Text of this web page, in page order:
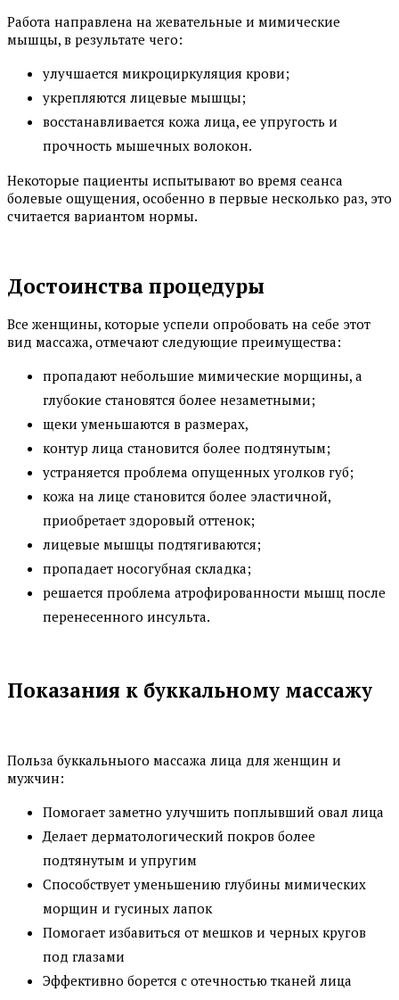
Работа направлена на жевательные и мимические
мышцы, в результате чего:
улучшается микроциркуляция крови;
укрепляются лицевые мышцы;
восстанавливается кожа лица, ее упругость и
прочность мышечных волокон.
Некоторые пациенты испытывают во время сеанса
болевые ощущения, особенно в первые несколько раз, это
считается вариантом нормы.
Достоинства процедуры
Все женщины, которые успели опробовать на себе этот
вид массажа, отмечают следующие преимущества:
пропадают небольшие мимические морщины, а
глубокие становятся более незаметными;
щеки уменьшаются в размерах,
контур лица становится более подтянутым;
устраняется проблема опущенных уголков губ;
кожа на лице становится более эластичной,
приобретает здоровый оттенок;
лицевые мышцы подтягиваются;
пропадает носогубная складка;
решается проблема атрофированности мышц после
перенесенного инсульта.
Показания к буккальному массажу
Польза буккальныого массажа лица для женщин и
мужчин:
Помогает заметно улучшить поплывший овал лица
Делает дерматологический покров более
подтянутым и упругим
Способствует уменьшению глубины мимических
морщин и гусиных лапок
Помогает избавиться от мешков и черных кругов
под глазами
Эффективно борется с отечностью тканей лица